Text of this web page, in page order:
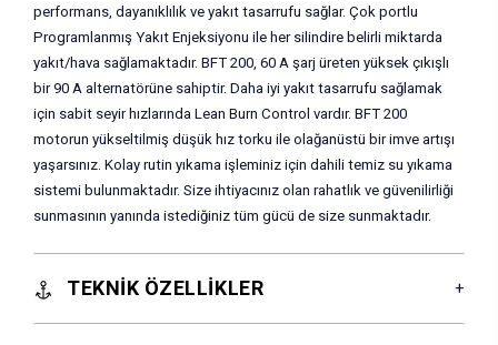
performans, dayanıklılık ve yakıt tasarrufu sağlar. Çok portlu
Programlanmış Yakıt Enjeksiyonu ile her silindire belirli miktarda
yakıt/hava sağlamaktadır. BFT 200, 60 A şarj üreten yüksek çıkışlı
bir 90 A alternatörüne sahiptir. Daha iyi yakıt tasarrufu sağlamak
için sabit seyir hızlarında Lean Burn Control vardır. BFT 200
motorun yükseltilmiş düşük hız torku ile olağanüstü bir imve artışı
yaşarsınız. Kolay rutin yıkama işleminiz için dahili temiz su yıkama
sistemi bulunmaktadır. Size ihtiyacınız olan rahatlık ve güvenilirliği
sunmasının yanında istediğiniz tüm gücü de size sunmaktadır.
TEKNİK ÖZELLİKLER